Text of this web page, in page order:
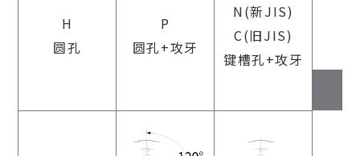
H
圆孔
P
圆孔+攻牙
N(新JIS)
C(旧JIS)
键槽孔+攻牙